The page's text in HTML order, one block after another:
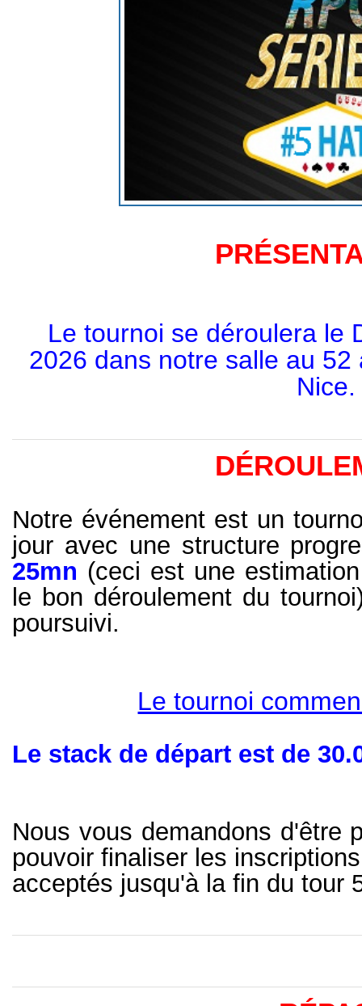
Le tournoi se déroulera le
2026 dans notre salle au
Nice.
Notre événement est un
jour avec une structure
25mn (ceci est une
le bon déroulement du
poursuivi.
Le tournoi
Le stack de départ est de
Nous vous demandons d'être
pouvoir finaliser les
acceptés jusqu'à la fin du tour